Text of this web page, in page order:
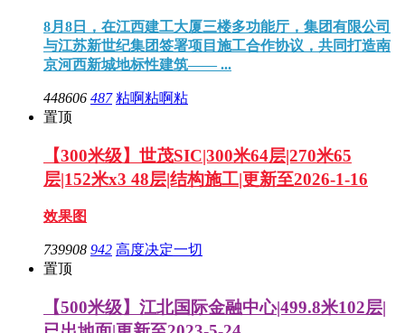
8月8日，在江西建工大厦三楼多功能厅，集团有限公司
与江苏新世纪集团签署项目施工合作协议，共同打造南
京河西新城地标性建筑—— ...
448606 487 粘啊粘啊粘
置顶
【300米级】世茂SIC|300米64层|270米65
层|152米x3 48层|结构施工|更新至2026-1-16
效果图
739908 942 高度决定一切
置顶
【500米级】江北国际金融中心|499.8米102层|